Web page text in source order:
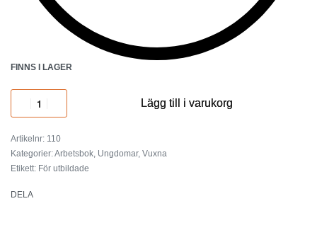
FINNS I LAGER
Lägg till i varukorg
110
Kategorier:Arbetsbok, Ungdomar, Vuxna
Etikett: För utbildade
DELA